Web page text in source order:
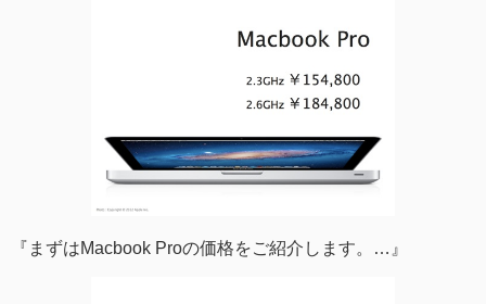
『まずはMacbook Proの価格をご紹介します。…』